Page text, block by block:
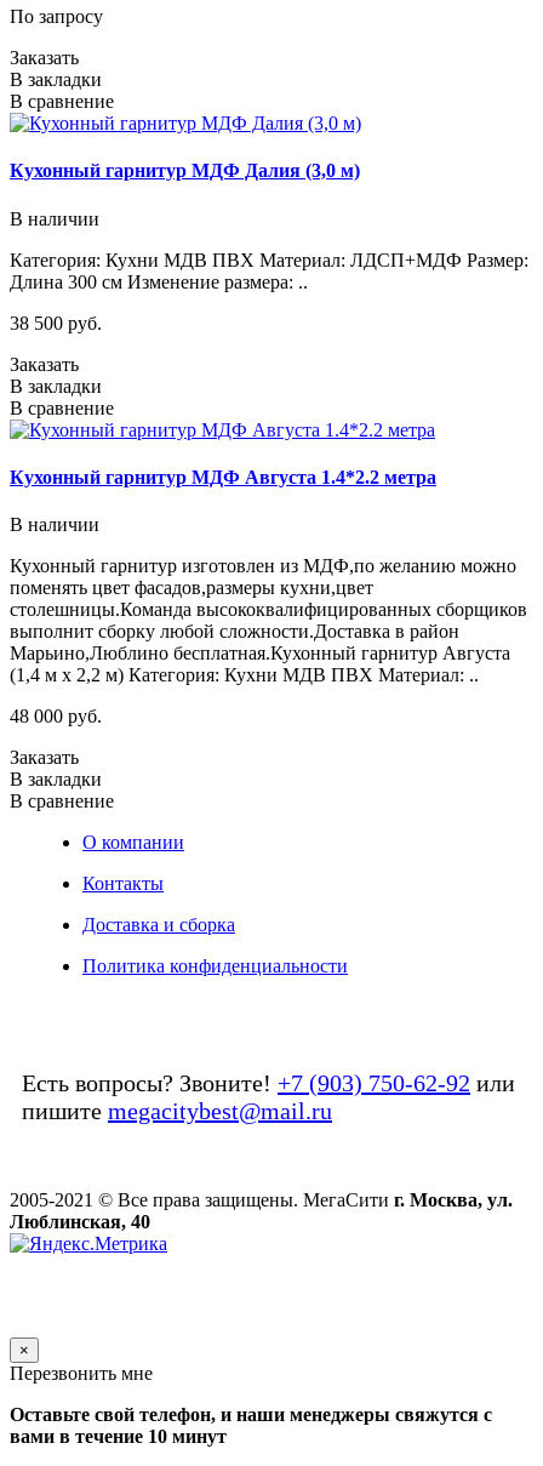
По запросу
Заказать
В закладки
В сравнение
Кухонный гарнитур МДФ Далия (3,0 м)
В наличии
Категория: Кухни МДВ ПВХ Материал: ЛДСП+МДФ Размер:
Длина 300 см Изменение размера: ..
38 500 руб.
Заказать
В закладки
В сравнение
Кухонный гарнитур МДФ Августа 1.4*2.2 метра
В наличии
Кухонный гарнитур изготовлен из МДФ,по желанию можно
поменять цвет фасадов,размеры кухни,цвет
столешницы.Команда высококвалифицированных сборщиков
выполнит сборку любой сложности.Доставка в район
Марьино,Люблино бесплатная.Кухонный гарнитур Августа
(1,4 м х 2,2 м) Категория: Кухни МДВ ПВХ Материал: ..
48 000 руб.
Заказать
В закладки
В сравнение
О компании
Контакты
Доставка и сборка
Политика конфиденциальности
Есть вопросы? Звоните! +7 (903) 750-62-92 или
пишите megacitybest@mail.ru
2005-2021 © Все права защищены. МегаСити г. Москва, ул.
Люблинская, 40
×
Перезвонить мне
Оставьте свой телефон, и наши менеджеры свяжутся с
вами в течение 10 минут